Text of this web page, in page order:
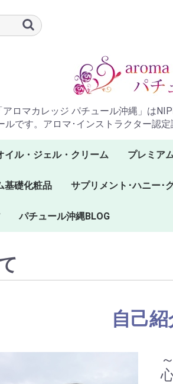
アロマカレッジ パチュール沖縄」は
ルです。アロマ･インストラクター認
イル・ジェル・クリーム プレミア
基礎化粧品 サプリメント･ハニー･
プラナロムハニー
サプリメント
グミキャンディー
パチュール沖縄BLOG
自己